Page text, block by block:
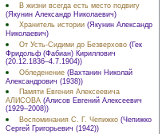
В жизни всегда есть место подвигу
(Якунин Александр Николаевич)
Хранитель истории (Якунин Александр
Николаевич)
От Усть-Сидими до Безверхово (Гек
Фридольф (Фабиан) Кириллович
(20.12.1836–4.7.1904))
Обледенение (Вахтанин Николай
Александрович (1938))
Памяти Евгения Алексеевича
АЛИСОВА (Алисов Евгений Алексеевич
(1929–2008))
Воспоминания С. Г. Чепижко (Чепижко
Сергей Григорьевич (1942))